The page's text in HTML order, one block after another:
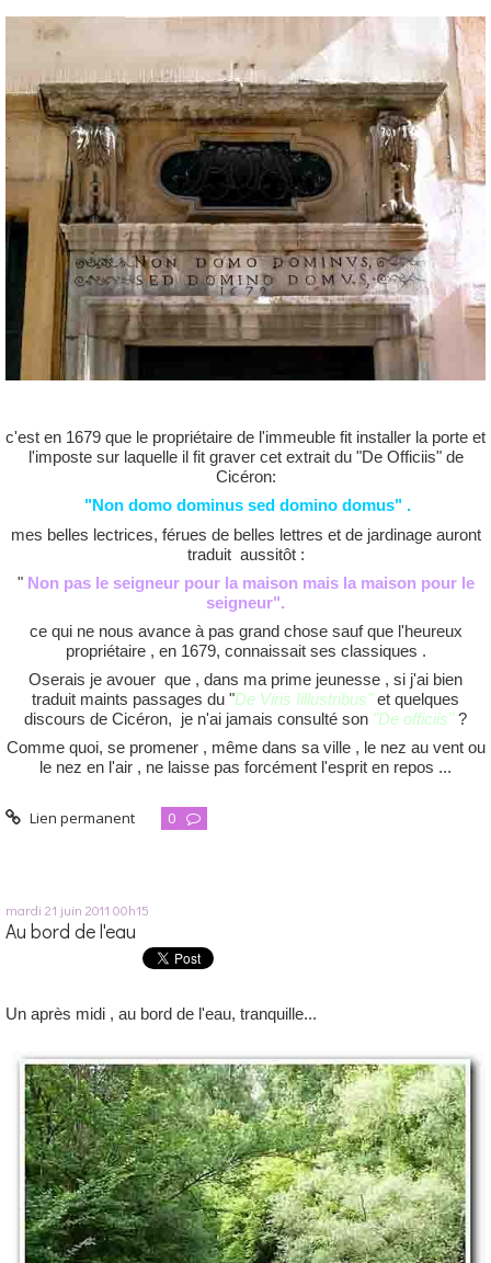
c'est en 1679 que le propriétaire de l'immeuble fit installer la porte et
l'imposte sur laquelle il fit graver cet extrait du "De Officiis" de
Cicéron:
"Non domo dominus sed domino domus" .
mes belles lectrices, férues de belles lettres et de jardinage auront
traduit aussitôt :
" Non pas le seigneur pour la maison mais la maison pour le
seigneur".
ce qui ne nous avance à pas grand chose sauf que l'heureux
propriétaire , en 1679, connaissait ses classiques .
Oserais je avouer que , dans ma prime jeunesse , si j'ai bien
traduit maints passages du "De Viris Iillustribus"et quelques
discours de Cicéron, je n'ai jamais consulté son "De officiis"?
Comme quoi, se promener , même dans sa ville , le nez au vent ou
le nez en l'air , ne laisse pas forcément l'esprit en repos ...
Lien permanent 0
mardi 21 juin 2011 00h15
Au bord de l'eau
Un après midi , au bord de l'eau, tranquille...